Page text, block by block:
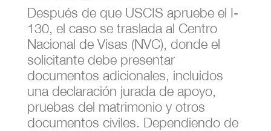
Después de que USCIS apruebe el I-
130, el caso se traslada al Centro
Nacional de Visas (NVC), donde el
solicitante debe presentar
documentos adicionales, incluidos
una declaración jurada de apoyo,
pruebas del matrimonio y otros
documentos civiles. Dependiendo de